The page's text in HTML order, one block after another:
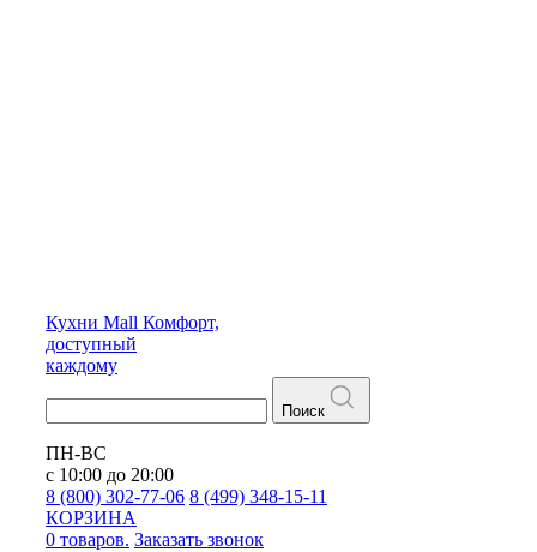
Кухни Mall Комфорт,
доступный
каждому
Поиск
ПН-ВС
с 10:00 до 20:00
8 (800) 302-77-06 8 (499) 348-15-11
КОРЗИНА
0 товаров. Заказать звонок